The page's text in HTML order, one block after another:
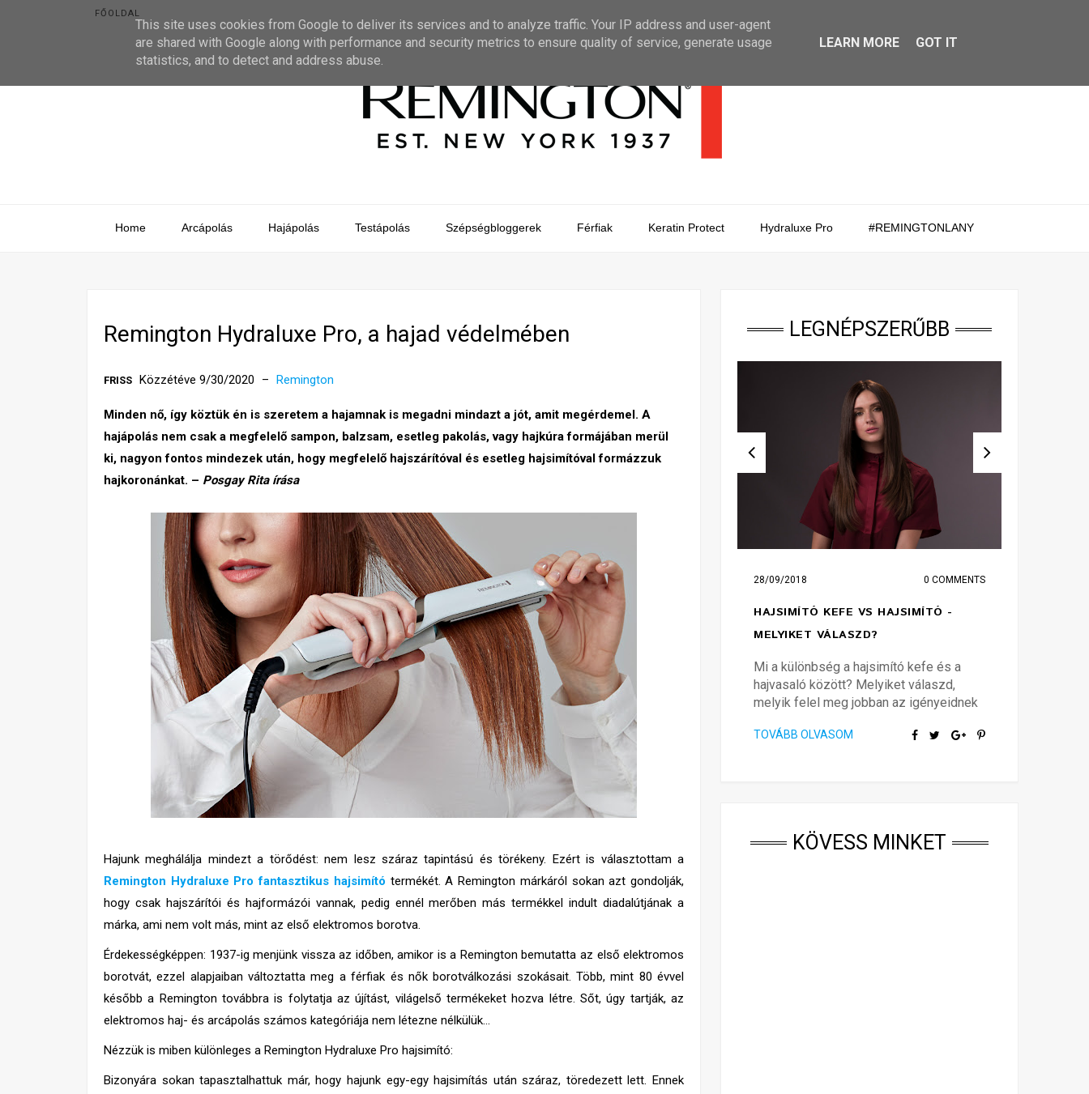
FŐOLDAL
Home Arcápolás Hajápolás Testápolás Szépségbloggerek Férfiak Keratin Protect Hydraluxe Pro #REMINGTONLANY
Remington Hydraluxe Pro, a hajad védelmében
FRISS Közzétéve 9/30/2020 Remington
Minden nő, így köztük én is szeretem a hajamnak is megadni mindazt a jót, amit megérdemel. A
hajápolás nem csak a megfelelő sampon, balzsam, esetleg pakolás, vagy hajkúra formájában merül
ki, nagyon fontos mindezek után, hogy megfelelő hajszárítóval és esetleg hajsimítóval formázzuk
hajkoronánkat. – Posgay Rita írása
Hajunk meghálálja mindezt a törődést: nem lesz száraz tapintású és törékeny. Ezért is választottam a
Remington Hydraluxe Pro fantasztikus hajsimító termékét. A Remington márkáról sokan azt gondolják,
hogy csak hajszárítói és hajformázói vannak, pedig ennél merőben más termékkel indult diadalútjának a
márka, ami nem volt más, mint az első elektromos borotva.
Érdekességképpen: 1937-ig menjünk vissza az időben, amikor is a Remington bemutatta az első elektromos
borotvát, ezzel alapjaiban változtatta meg a férfiak és nők borotválkozási szokásait. Több, mint 80 évvel
később a Remington továbbra is folytatja az újítást, világelső termékeket hozva létre. Sőt, úgy tartják, az
elektromos haj- és arcápolás számos kategóriája nem létezne nélkülük…
Nézzük is miben különleges a Remington Hydraluxe Pro hajsimító:
Bizonyára sokan tapasztalhattuk már, hogy hajunk egy-egy hajsimítás után száraz, töredezett lett. Ennek
LEGNÉPSZERŰBB
08/05/2023
ÁLOMESKÜVŐ LAZA LOKNIKKAL
Egy nő életének az egyik
legizgalmasabb napja, amikor összeköti
életét a szíve választottjával. Ezen a
napon mindennek tökéletesnek kell
TOVÁBB OLVASOM
28/09/2018 0 COMMENTS
HAJSIMÍTÓ KEFE VS HAJSIMÍTÓ -
MELYIKET VÁLASZD?
Mi a különbség a hajsimító kefe és a
hajvasaló között? Melyiket válaszd,
melyik felel meg jobban az igényeidnek
TOVÁBB OLVASOM
KÖVESS MINKET
This site uses cookies from Google to deliver its services and to analyze traffic. Your IP address and user-agent
are shared with Google along with performance and security metrics to ensure quality of service, generate usage
statistics, and to detect and address abuse.
LEARN MORE GOT IT